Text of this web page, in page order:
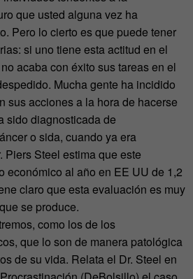
que usted alguna vez ha
Pero lo cierto es que puede tener
si uno tiene esta actitud en el
acaba con éxito sus tareas en el
Mucha gente ha incidido
sus acciones a la hora de hacerse
sido diagnosticada de
o sida, cuando ya era
Piers Steel estima que este
económico al año en EE UU de 1,2
claro que esta evaluación es muy
se produce.
como los de los
que lo son de manera patológica
de su vida. Relata el Dr. Steel en